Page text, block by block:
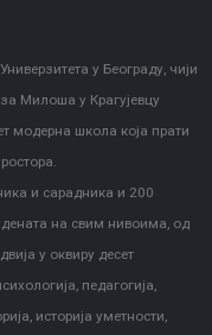
у Београду, чији
Милоша у Крагујевцу
модерна школа која прати
и сарадника и 200
на свим нивоима, од
у оквиру десет
педагогија,
историја уметности,